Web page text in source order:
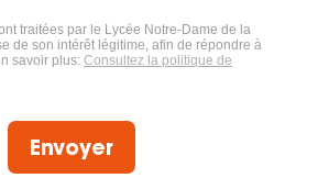
traitées par le Lycée Notre-Dame de la
de son intérêt légitime, afin de répondre à
savoir plus: Consultez la politique de
Envoyer